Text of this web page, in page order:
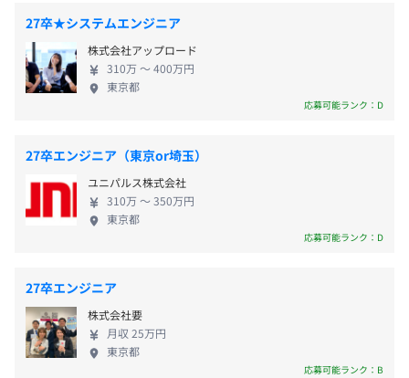
・年末年始休暇
・有給休暇
・慶弔休暇
・GW休暇
・夏期休暇
・残業代
・交通費支給
賞与：年2回（6月・12月）
前事業年度の育児休業取得者数／出産者数
男性1人/1人
女性0人/0人
役員及び管理的地位にある者に占める女性の割合
え、定着率が95.5％となり、厚生労働省が公表してい
る情報通信産業界の数字（定着率85%）と比較 して
も高い水準です。 当社は東京都労働局より若者の
採用・育成に積極的だという「若者応援企業」に認
定されています。 ★しっかり働き、ゆっくり休む 当
境となっています。 休日は年間133日。また有給休暇
の取得状況は、厚生労働省の「平成26年就労条件総
合調査」の年間9日を上回る水準です。 ②成長できる
職場 ★資格取得へのサポート、報奨制度 資格取得に
は先輩の指導を受けられるのはもちろんのこと、受
場から、幅広い経験を積める ソフト・ハードにかか
わらず、1から設計してシステムをつくり上げたり、
既存のものをよりよく改良する工程を、すべて経験
することができます。 また開発支援のみならず、受
27卒★システムエンジニア
株式会社アップロード
310万 〜 400万円
東京都
応募可能ランク：D
27卒エンジニア（東京or埼玉）
ユニパルス株式会社
310万 〜 350万円
東京都
応募可能ランク：D
27卒エンジニア
株式会社要
月収 25万円
東京都
応募可能ランク：B